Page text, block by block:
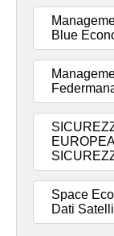
Blue
Space
Dati